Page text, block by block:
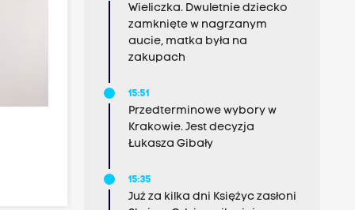
Wieliczka. Dwuletnie dziecko
zamknięte w nagrzanym
aucie, matka była na
zakupach
15:51
Przedterminowe wybory w
Krakowie. Jest decyzja
Łukasza Gibały
15:35
Już za kilka dni Księżyc zasłoni